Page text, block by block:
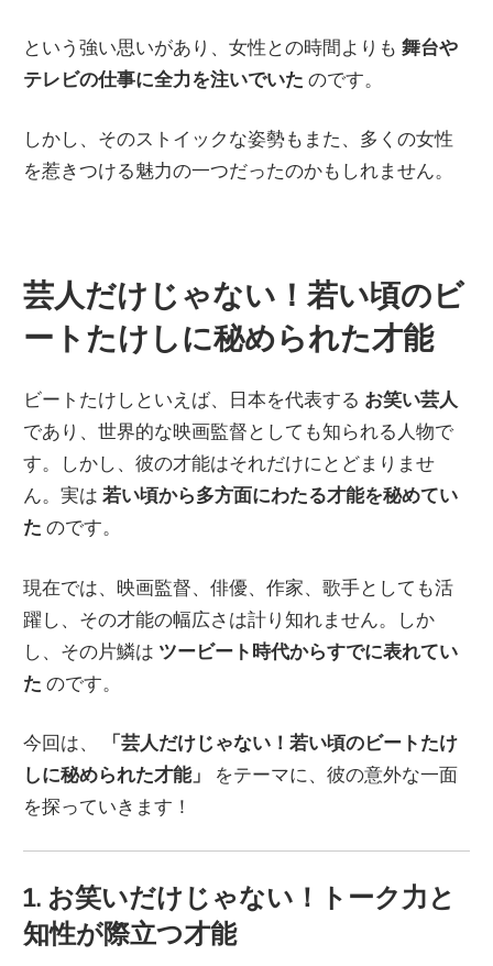
という強い思いがあり、女性との時間よりも舞台や
テレビの仕事に全力を注いでいた のです。
しかし、そのストイックな姿勢もまた、多くの女性
を惹きつける魅力の一つだったのかもしれません。
芸人だけじゃない！若い頃のビ
ートたけしに秘められた才能
ビートたけしといえば、日本を代表する お笑い芸人
であり、世界的な映画監督としても知られる人物で
す。しかし、彼の才能はそれだけにとどまりませ
ん。実は若い頃から多方面にわたる才能を秘めてい
た のです。
現在では、映画監督、俳優、作家、歌手としても活
躍し、その才能の幅広さは計り知れません。しか
し、その片鱗は ツービート時代からすでに表れてい
た のです。
今回は、
「芸人だけじゃない！若い頃のビートたけ
しに秘められた才能」
をテーマに、彼の意外な一面
を探っていきます！
1. お笑いだけじゃない！トーク力と
知性が際立つ才能